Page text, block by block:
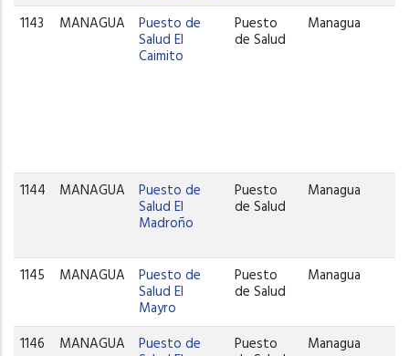
1143 MANAGUA Puesto de
Salud El
Caimito
Puesto
de Salud
Managua
1144 MANAGUA Puesto de
Salud El
Madroño
Puesto
de Salud
Managua
1145 MANAGUA Puesto de
Salud El
Mayro
Puesto
de Salud
Managua
1146 MANAGUA Puesto de Puesto Managua